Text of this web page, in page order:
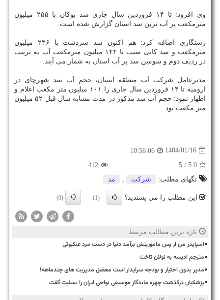
وی افزود: تا ۱۴ فروردین سال جاری سد بوکان با ۲۵۵ میلیون
مترمکعب پر آب ترین سد استان گزارش شده است.
رستگاری اضافه کرد: هم اکنون سد سردشت با ۲۳۶ میلیون
مترمکعب و سد کانی سیب با ۱۴۴ میلیون مترمکعب آب به ترتیب
در ردیف دوم و سومین سد پر آب استان به شمار می آیند.
مدیرعامل شرکت آب منطقه استان، حجم آب سد شهرچای در
ارومیه تا ۱۴ فروردین سال جاری را ۱۰۱ میلیون متر مکعب اعلام و
اظهار نمود: حجم آب سد مذکور در مدت مشابه سال قبل ۵۲ میلیون
متر مکعب بود.
1404/01/16
10:56:06
5.0
/ 5
412
تگهای مطلب:
شركت , مد
این مطلب را می پسندید؟ (1)
(0)
تازه ترین مطالب مرتبط
اسپایدر من از پس ماموریتش برآمد دنیا در دست مرد عنکبوتی
مترجم ادیسه به نولان تاخت
مدیر بدون اختیار و بودجه سرایدار است معضل مدیریت های چندماهه!
پزشکیان درگذشت چهره ماندگار موسیقی نواحی ایران را تسلیت گفت